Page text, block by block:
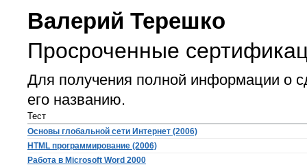
Валерий Терешко
Просроченные
Для получения полной информации о
его названию.
Тест
Основы глобальной сети Интернет (2006)
HTML программирование (2006)
Работа в Microsoft Word 2000